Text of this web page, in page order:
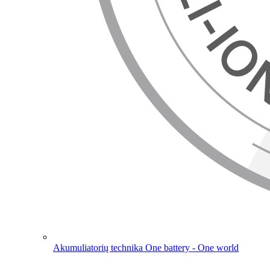
Akumuliatorių technika One battery - One world